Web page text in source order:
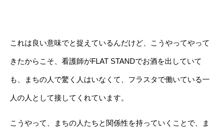
これは良い意味でと捉えているんだけど、こうやってやって
きたからこそ、看護師がFLAT STANDでお酒を出していて
も、まちの人で驚く人はいなくて、フラスタで働いている一
人の人として接してくれています。
こうやって、まちの人たちと関係性を持っていくことで、ま